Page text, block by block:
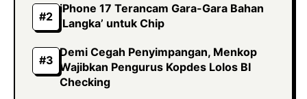
iPhone 17 Terancam Gara-Gara Bahan
‘Langka’ untuk Chip
Demi Cegah Penyimpangan, Menkop
Wajibkan Pengurus Kopdes Lolos BI
Checking